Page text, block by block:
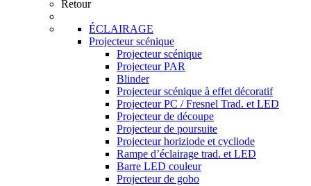
Retour
ÉCLAIRAGE
Projecteur scénique
Projecteur scénique
Projecteur PAR
Blinder
Projecteur scénique à effet décoratif
Projecteur PC / Fresnel Trad. et LED
Projecteur de découpe
Projecteur de poursuite
Projecteur horiziode et cycliode
Rampe d’éclairage trad. et LED
Barre LED couleur
Projecteur de gobo